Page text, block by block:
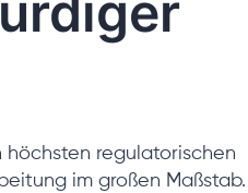
höchsten regulatorischen
im großen Maßstab.